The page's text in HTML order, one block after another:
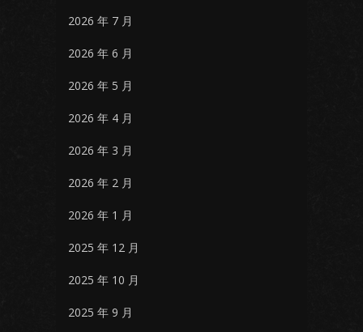
2026 年 7 月
2026 年 6 月
2026 年 5 月
2026 年 4 月
2026 年 3 月
2026 年 2 月
2026 年 1 月
2025 年 12 月
2025 年 10 月
2025 年 9 月